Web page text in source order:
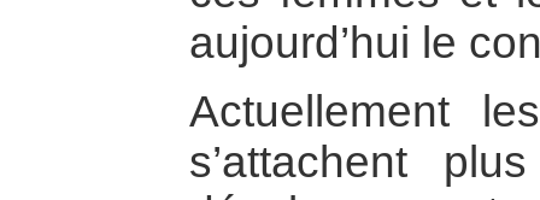
aujourd’hui le
Actuellement
s’attachent